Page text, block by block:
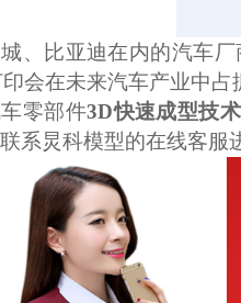
、比亚迪在内的汽车
会在未来汽车产业中占
零部件3D快速成型技术
系炅科模型的在线客服